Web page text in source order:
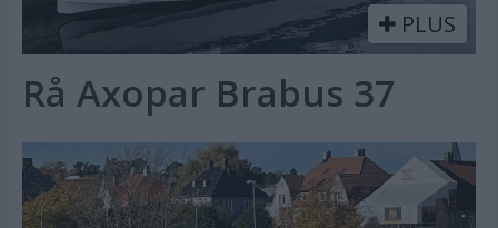
PLUS
Rå Axopar Brabus 37